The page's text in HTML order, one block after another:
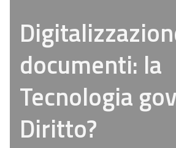
documenti: la
Tecnologia
Diritto?